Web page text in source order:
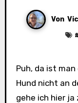
Von
Puh, da ist man einmal zu spät, schon will der
Hund nicht an
gehe ich hier ja